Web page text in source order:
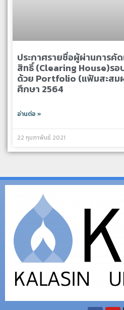
ประกาศรายชื่อผู้ผ่านการคั
สิทธิ์ (Clearing House)รอ
ด้วย Portfolio (แฟ้มสะสม
ศึกษา 2564
อ่านต่อ »
22 กุมภาพันธ์ 2021